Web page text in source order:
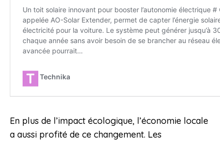
En plus de l’impact écologique, l’économie locale
a aussi profité de ce changement. Les